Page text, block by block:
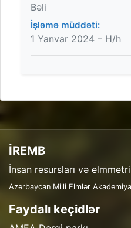
Bəli
İşləmə müddəti:
1 Yanvar 2024 – H/h
İREMB
İnsan resursları və
Azərbaycan Milli Elmlər
Faydalı keçidlər